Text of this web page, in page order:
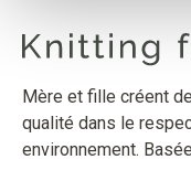
Mère et fille créent
qualité dans le
environnement.